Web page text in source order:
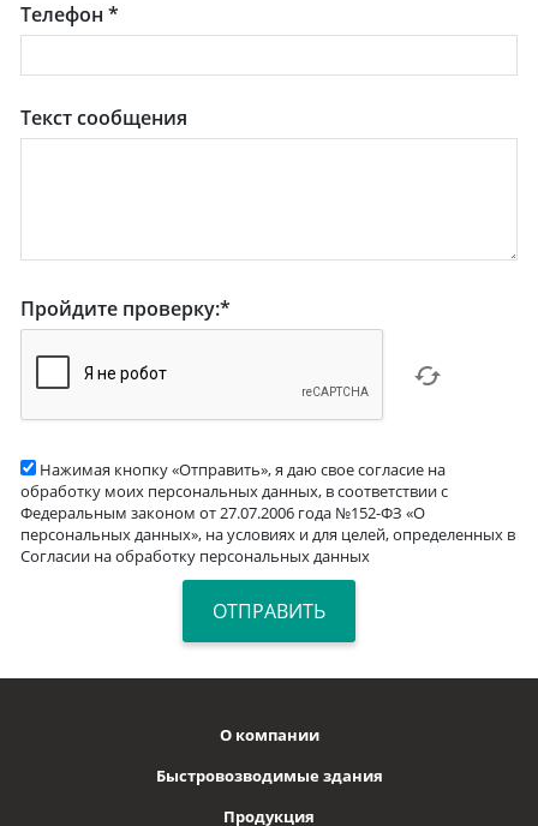
Телефон*
Текст сообщения
Пройдите проверку:*
Нажимая кнопку «Отправить», я даю свое согласие на
обработку моих персональных данных, в соответствии с
Федеральным законом от 27.07.2006 года №152-ФЗ «О
персональных данных», на условиях и для целей, определенных в
Согласии на обработку персональных данных
О компании
Быстровозводимые здания
Продукция